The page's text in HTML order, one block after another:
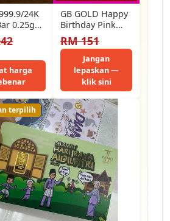
24K
0.25gm
Hadiah
harga
GB GOLD Happy
Birthday Pink
GoldBar 0.1g
(Emas 999.9)
RM 151
Jangan
lepaskan —
klik sini
terpilih